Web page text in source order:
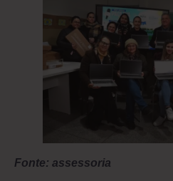
Fonte: assessoria